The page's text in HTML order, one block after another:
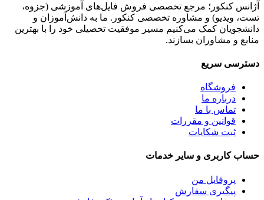
آژانس کنکور؛ مرجع تخصصی فروش فایل‌های آموزشی (جزوه،
تست، ویدیو) و مشاوره تخصصی کنکور. ما به دانش‌آموزان و
دانشجویان کمک می‌کنیم مسیر موفقیت تحصیلی خود را با بهترین
منابع و مشاوران بسازند.
دسترسی سریع
فروشگاه
درباره ما
تماس با ما
قوانین و مقررات
ثبت شکایات
حساب کاربری و سایر خدمات
پروفایل من
پیگیری سفارش